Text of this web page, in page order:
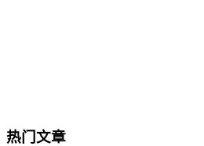
热门文章